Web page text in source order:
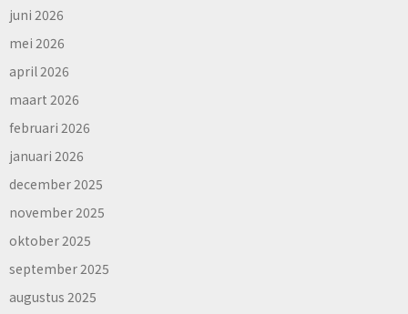
juni 2026
mei 2026
april 2026
maart 2026
februari 2026
januari 2026
december 2025
november 2025
oktober 2025
september 2025
augustus 2025